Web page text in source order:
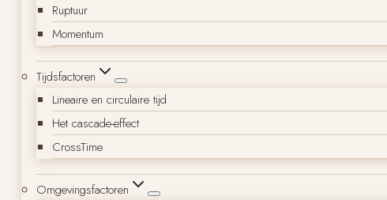
Ruptuur
Momentum
Tijdsfactoren
Lineaire en circulaire tijd
Het cascade-effect
CrossTime
Omgevingsfactoren